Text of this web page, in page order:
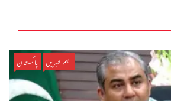
اہم خبریں پاکستان